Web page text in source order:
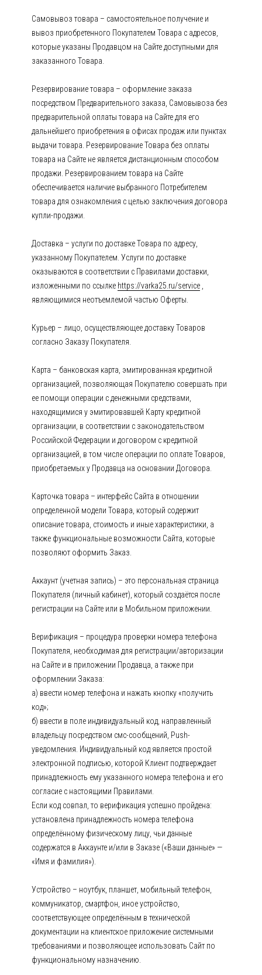
Самовывоз товара – самостоятельное получение и
вывоз приобретенного Покупателем Товара с адресов,
которые указаны Продавцом на Сайте доступными для
заказанного Товара.
Резервирование товара – оформление заказа
посредством Предварительного заказа, Самовывоза без
предварительной оплаты товара на Сайте для его
дальнейшего приобретения в офисах продаж или пунктах
выдачи товара. Резервирование Товара без оплаты
товара на Сайте не является дистанционным способом
продажи. Резервированием товара на Сайте
обеспечивается наличие выбранного Потребителем
товара для ознакомления с целью заключения договора
купли-продажи.
Доставка – услуги по доставке Товара по адресу,
указанному Покупателем. Услуги по доставке
оказываются в соответствии с Правилами доставки,
изложенными по ссылке https://varka25.ru/service
являющимися неотъемлемой частью Оферты.
Курьер – лицо, осуществляющее доставку Товаров
согласно Заказу Покупателя.
Карта – банковская карта, эмитированная кредитной
организацией, позволяющая Покупателю совершать при
ее помощи операции с денежными средствами,
находящимися у эмитировавшей Карту кредитной
организации, в соответствии с законодательством
Российской Федерации и договором с кредитной
организацией, в том числе операции по оплате Товаров,
приобретаемых у Продавца на основании Договора.
Карточка товара – интерфейс Сайта в отношении
определенной модели Товара, который содержит
описание товара, стоимость и иные характеристики, а
также функциональные возможности Сайта, которые
позволяют оформить Заказ.
Аккаунт (учетная запись) – это персональная страница
Покупателя (личный кабинет), который создаётся после
регистрации на Сайте или в Мобильном приложении.
Верификация – процедура проверки номера телефона
Покупателя, необходимая для регистрации/авторизации
на Сайте и в приложении Продавца, а также при
оформлении Заказа:
а) ввести номер телефона и нажать кнопку «получить
код»;
б) ввести в поле индивидуальный код, направленный
владельцу посредством смс-сообщений, Push-
уведомления. Индивидуальный код является простой
электронной подписью, которой Клиент подтверждает
принадлежность ему указанного номера телефона и его
согласие с настоящими Правилами.
Если код совпал, то верификация успешно пройдена:
установлена принадлежность номера телефона
определённому физическому лицу, чьи данные
содержатся в Аккаунте и/или в Заказе («Ваши данные» —
«Имя и фамилия»).
Устройство – ноутбук, планшет, мобильный телефон,
коммуникатор, смартфон, иное устройство,
соответствующее определённым в технической
документации на клиентское приложение системными
требованиями и позволяющее использовать Сайт по
функциональному назначению.